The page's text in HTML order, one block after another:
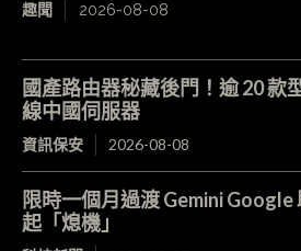
趣聞 2026-08-08
國產路由器秘藏後門！逾 20 款
線中國伺服器
資訊保安 2026-08-08
限時一個月過渡 Gemini Google
起「熄機」